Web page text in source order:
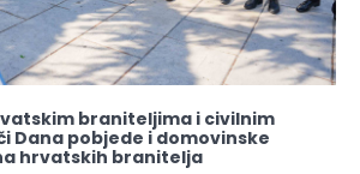
braniteljima i civilnim
Dana pobjede i domovinske
hrvatskih branitelja